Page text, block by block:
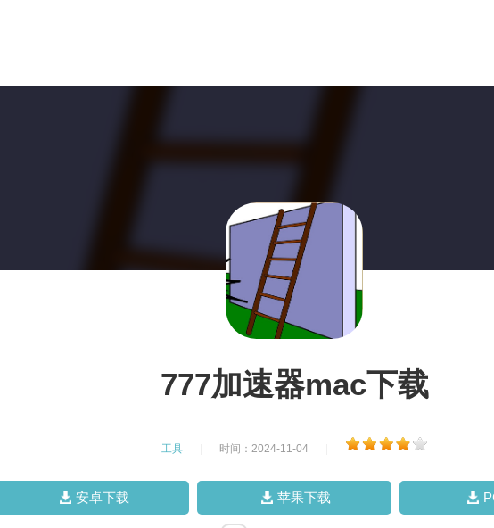
777加速器mac下载
工具 时间：2024-11-04
安卓下载 苹果下载